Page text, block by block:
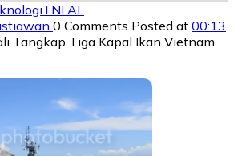
TNI AL
0 Comments Posted at 00:13